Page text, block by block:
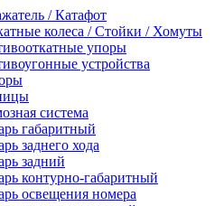
/ Катафот
колеса / Стойки / Хомуты
упоры
устройства
система
габаритный
заднего хода
задний
контурно-габаритный
освещения номера